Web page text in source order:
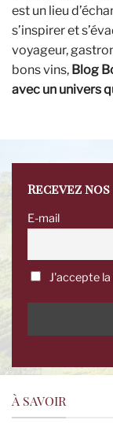
est un lieu
s’inspirer et
voyageur,
bons vins, Blog
avec un univers
Recevez
E-mail
J'accepte
À SAVOIR